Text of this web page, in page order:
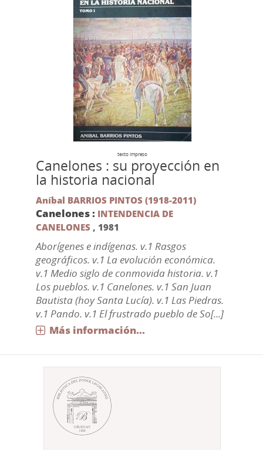
texto impreso
Canelones : su proyección en
la historia nacional
Aníbal BARRIOS PINTOS (1918-2011)
Canelones : INTENDENCIA DE
CANELONES , 1981
Aborígenes e indígenas. v.1 Rasgos
geográficos. v.1 La evolución económica.
v.1 Medio siglo de conmovida historia. v.1
Los pueblos. v.1 Canelones. v.1 San Juan
Bautista (hoy Santa Lucía). v.1 Las Piedras.
v.1 Pando. v.1 El frustrado pueblo de So[...]
Más información...